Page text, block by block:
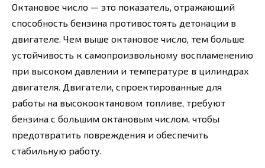
Октановое число — это показатель, отражающий
способность бензина противостоять детонации в
двигателе. Чем выше октановое число, тем больше
устойчивость к самопроизвольному воспламенению
при высоком давлении и температуре в цилиндрах
двигателя. Двигатели, спроектированные для
работы на высокооктановом топливе, требуют
бензина с большим октановым числом, чтобы
предотвратить повреждения и обеспечить
стабильную работу.